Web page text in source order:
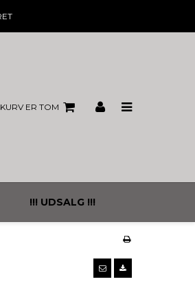
ER TOM
!!! UDSALG !!!